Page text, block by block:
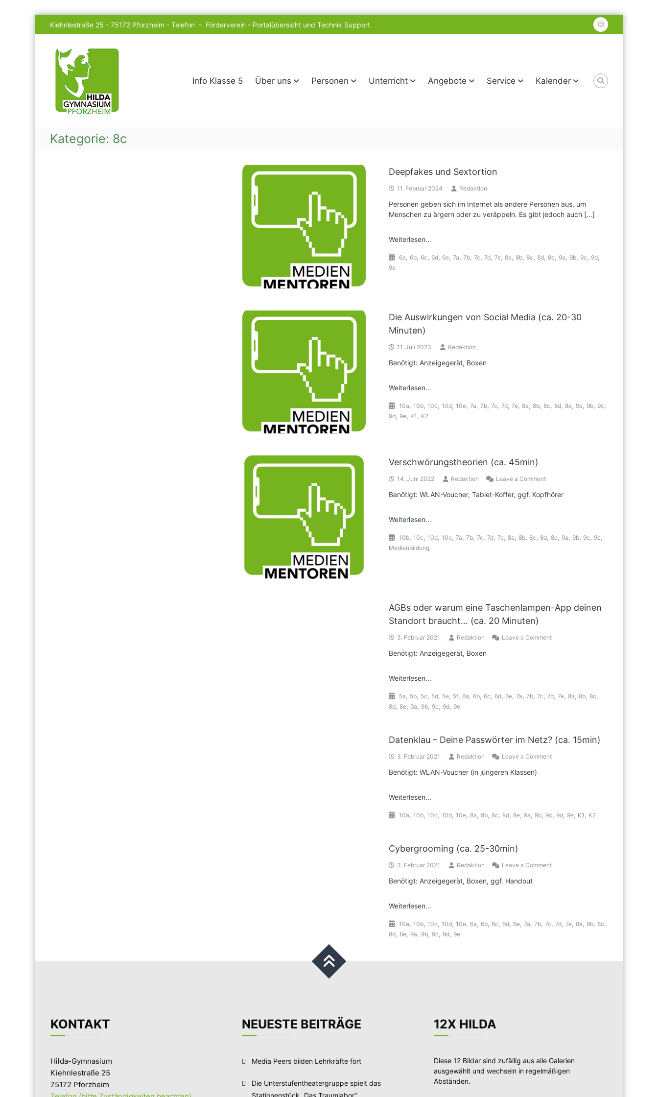
Kiehnlestraße 25 - 75172 Pforzheim - Telefon - Förderverein - Portalübersicht und Technik Support instagram
Hilda
Gymnasium
Info Klasse 5 Über uns Personen Unterricht Angebote Service Kalender
Kategorie: 8c
Deepfakes und Sextortion
11. Februar 2024 Redaktion
Personen geben sich im Internet als andere Personen aus, um
Menschen zu ärgern oder zu veräppeln. Es gibt jedoch auch […]
Weiterlesen...
6a , 6b, 6c , 6d, 6e, 7a , 7b, 7c , 7d, 7e, 8a , 8b, 8c , 8d, 8e, 9a , 9b, 9c , 9d,
9e
Die Auswirkungen von Social Media (ca. 20-30
Minuten)
11. Juli 2023 Redaktion
Benötigt: Anzeigegerät, Boxen
Weiterlesen...
10a , 10b, 10c , 10d, 10e, 7a , 7b, 7c , 7d, 7e, 8a , 8b, 8c , 8d, 8e, 9a , 9b, 9c ,
9d, 9e, K1 , K2
Verschwörungstheorien (ca. 45min)
14. Juni 2022 Redaktion Leave a Comment
(ca.
Benötigt: WLAN-Voucher, Tablet-Koffer, ggf. Kopfhörer
Weiterlesen...
10b, 10c , 10d, 10e, 7a , 7b, 7c , 7d, 7e, 8a , 8b, 8c , 8d, 8e, 9a , 9b, 9c , 9e,
Medienbildung
AGBs oder warum eine Taschenlampen-App deinen
Standort braucht… (ca. 20 Minuten)
3. Februar 2021 Redaktion Leave a Comment
deinen
Minuten)
Benötigt: Anzeigegerät, Boxen
Weiterlesen...
5a , 5b, 5c , 5d, 5e, 5f, 6a , 6b, 6c , 6d, 6e, 7a , 7b, 7c , 7d, 7e, 8a , 8b, 8c ,
8d, 8e, 9a , 9b, 9c , 9d, 9e
Datenklau – Deine Passwörter im Netz? (ca. 15min)
3. Februar 2021 Redaktion Leave a Comment
(ca.
Benötigt: WLAN-Voucher (in jüngeren Klassen)
Weiterlesen...
10a , 10b, 10c , 10d, 10e, 8a , 8b, 8c , 8d, 8e, 9a , 9b, 9c , 9d, 9e, K1 , K2
Cybergrooming (ca. 25-30min)
3. Februar 2021 Redaktion Leave a Comment
Benötigt: Anzeigegerät, Boxen, ggf. Handout
Weiterlesen...
10a , 10b, 10c , 10d, 10e, 6a , 6b, 6c , 6d, 6e, 7a , 7b, 7c , 7d, 7e, 8a , 8b, 8c ,
8d, 8e, 9a , 9b, 9c , 9d, 9e
KONTAKT
Hilda-Gymnasium
Kiehnlestraße 25
75172 Pforzheim
NEUESTE BEITRÄGE
Media Peers bilden Lehrkräfte fort
Die Unterstufentheatergruppe spielt das
Stationenstück „Das Traumlabor“
12X HILDA
Diese 12 Bilder sind zufällig aus alle Galerien
ausgewählt und wechseln in regelmäßigen
Abständen.